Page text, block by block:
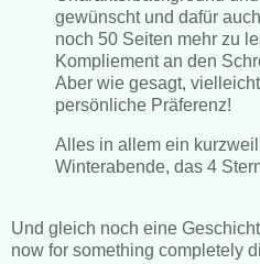
gewünscht und dafür
noch 50 Seiten mehr zu
Kompliement an den
Aber wie gesagt,
persönliche Präferenz!
Alles in allem ein
Winterabende, das 4
Und gleich noch eine
now for something completely